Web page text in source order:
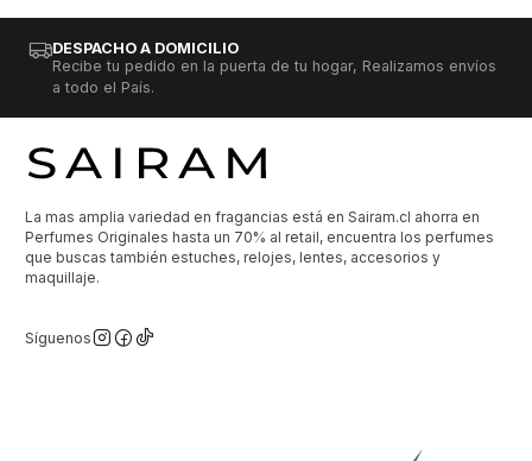
DESPACHO A DOMICILIO
Recibe tu pedido en la puerta de tu hogar, Realizamos envíos
a todo el País.
La mas amplia variedad en fragancias está en Sairam.cl ahorra en
Perfumes Originales hasta un 70% al retail, encuentra los perfumes
que buscas también estuches, relojes, lentes, accesorios y
maquillaje.
Síguenos